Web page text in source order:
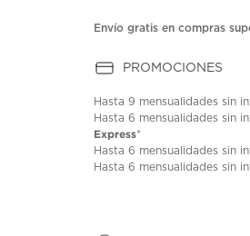
Envío gratis en compras
PROMOCIONES
Hasta9 mensualidades sin
Hasta6 mensualidades sin
Express*
Hasta6 mensualidades sin
Hasta6 mensualidades sin